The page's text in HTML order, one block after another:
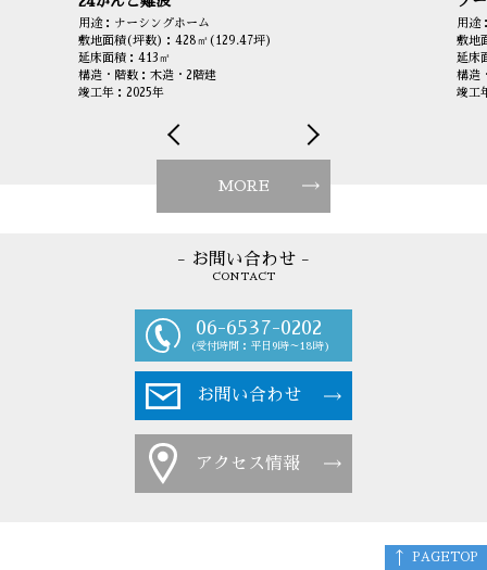
用途：ナーシングホーム
敷地面積(坪数)：428㎡(129.47坪)
延床面積：413㎡
構造・階数：木造・2階建
竣工年：2025年
用途
敷地
延床
構造
竣工
MORE
- お問い合わせ -
CONTACT
06-6537-0202
(受付時間：平日9時～18時)
お問い合わせ
アクセス情報
PAGETOP